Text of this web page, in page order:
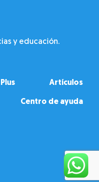
y educación.
Artículos
Centro de ayuda